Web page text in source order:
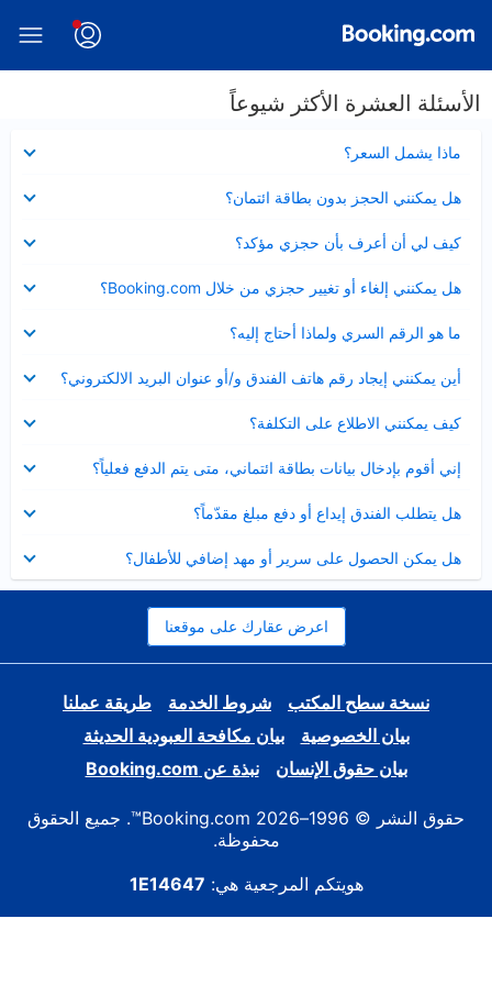
الأسئلة العشرة الأكثر شيوعاً
ماذا يشمل السعر؟
مصغر
هل يمكنني الحجز بدون بطاقة ائتمان؟
مصغر
كيف لي أن أعرف بأن حجزي مؤكد؟
مصغر
هل يمكنني إلغاء أو تغيير حجزي من خلال Booking.com؟
مصغر
ما هو الرقم السري ولماذا أحتاج إليه؟
مصغر
أين يمكنني إيجاد رقم هاتف الفندق و/أو عنوان البريد الالكتروني؟
عرض
مصغر
كيف يمكنني الاطلاع على التكلفة؟
مصغر
إني أقوم بإدخال بيانات بطاقة ائتماني، متى يتم الدفع فعلياً؟
مصغر
هل يتطلب الفندق إيداع أو دفع مبلغ مقدّماً؟
مصغر
هل يمكن الحصول على سرير أو مهد إضافي للأطفال؟
مصغر
اعرض عقارك على موقعنا
نسخة سطح المكتب شروط الخدمة
طريقة عملنا
بيان الخصوصية
بيان مكافحة العبودية الحديثة
بيان حقوق الإنسان
نبذة عن Booking.com
حقوق النشر © 1996–2026 Booking.com™. جميع الحقوق
محفوظة.
هويتكم المرجعية هي: 1E14647